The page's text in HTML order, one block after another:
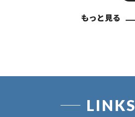
もっと見る
LINKS